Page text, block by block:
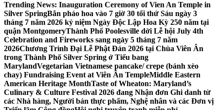
Trending News: Inauguration Ceremony of Vien An Temple in
Silver SpringBắn pháo hoa vào 7 giờ 30 tối thứ Sáu ngày 3
tháng 7 năm 2026 kỷ niệm Ngày Độc Lập Hoa Kỳ 250 năm tại
quận MontgomeryThành Phố Poolesville dời Lễ hội July 4th
Celebration and Fireworks sang ngày 5 tháng 7 năm
2026Chương Trình Đại Lễ Phật Đản 2026 tại Chùa Viên Ân
trong Thành Phố Silver Spring ở Tiểu bang
MarylandVegetarian Vietnamese pancake/ crepe (bánh xèo
chay) Fundraising Event at Viên Ân TempleMiddle Eastern
American Heritage MonthTaste of Wheaton: Maryland’s
Culinary & Culture Festival 2026 đang Nhận đơn Ghi danh từ
các Nhà hàng, Người bán thực phẩm, Nghệ nhân và các Đơn vị